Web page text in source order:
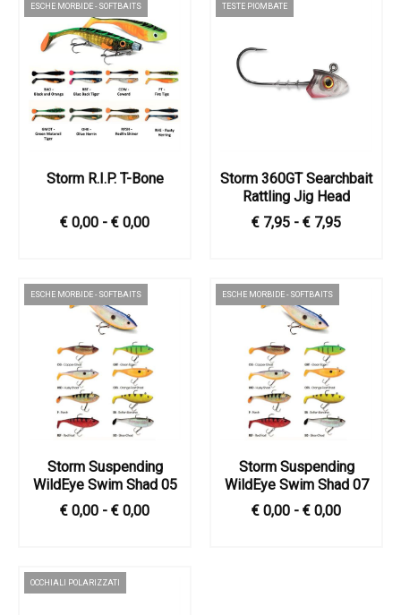
ESCHE MORBIDE - SOFTBAITS
Storm R.I.P. T-Bone
€ 0,00 - € 0,00
TESTE PIOMBATE
Storm 360GT Searchbait
Rattling Jig Head
€ 7,95 - € 7,95
ESCHE MORBIDE - SOFTBAITS
Storm Suspending
WildEye Swim Shad 05
€ 0,00 - € 0,00
ESCHE MORBIDE - SOFTBAITS
Storm Suspending
WildEye Swim Shad 07
€ 0,00 - € 0,00
OCCHIALI POLARIZZATI